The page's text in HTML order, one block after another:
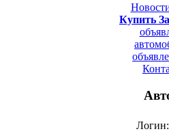
Купить
Логин: